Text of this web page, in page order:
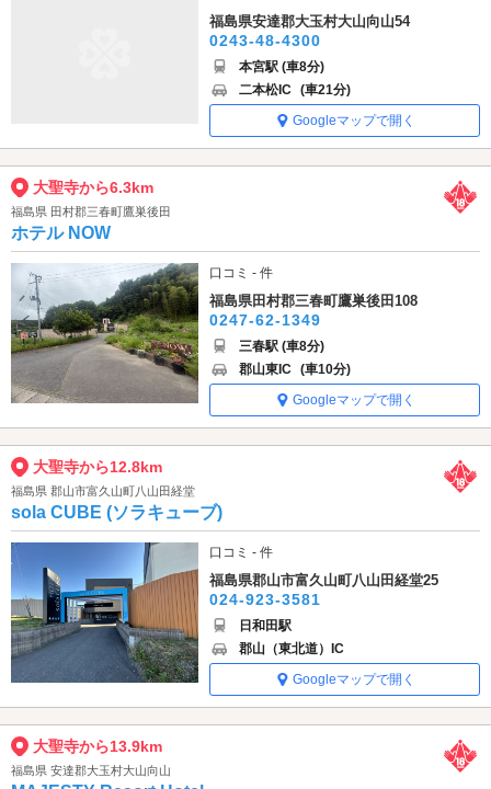
福島県安達郡大玉村大山向山54
0243-48-4300
本宮駅 (車8分)
二本松IC (車21分)
Googleマップで開く
大聖寺から6.3km
福島県 田村郡三春町鷹巣後田
ホテル NOW
口コミ - 件
福島県田村郡三春町鷹巣後田108
0247-62-1349
三春駅 (車8分)
郡山東IC (車10分)
Googleマップで開く
大聖寺から12.8km
福島県 郡山市富久山町八山田経堂
sola CUBE (ソラキューブ)
口コミ - 件
福島県郡山市富久山町八山田経堂25
024-923-3581
日和田駅
郡山（東北道）IC
Googleマップで開く
大聖寺から13.9km
福島県 安達郡大玉村大山向山